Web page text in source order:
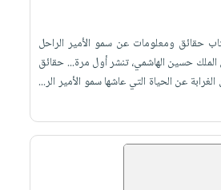
حقائق ومعلومات عن سمو الأمير الراحل
الملك حسين الهاشمي، تنشر أول مرة... حقائق
عن الحياة التي عاشها سمو الأمير الر...